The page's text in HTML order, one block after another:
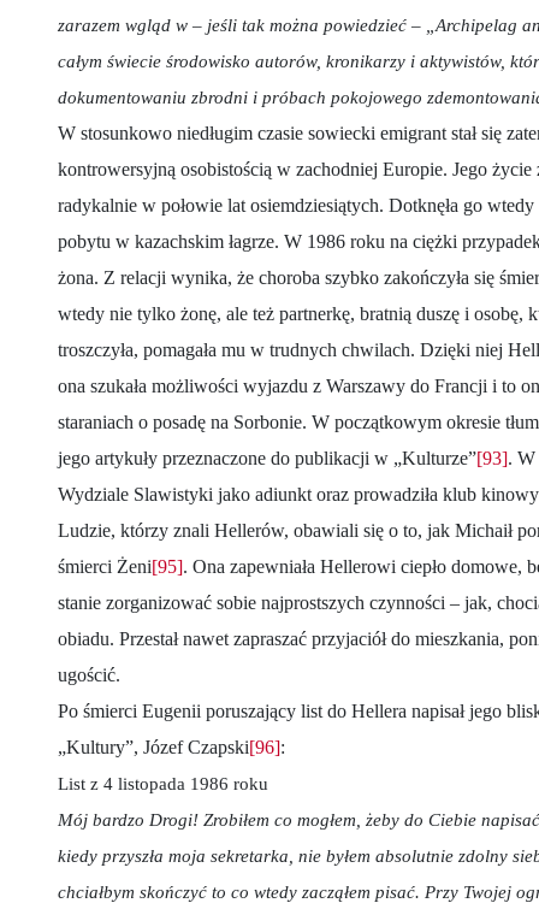
zarazem wgląd w – jeśli tak można powiedzieć – „Archipelag
całym świecie środowisko autorów, kronikarzy i aktywistów,
dokumentowaniu zbrodni i próbach pokojowego
W stosunkowo niedługim czasie sowiecki emigrant stał się
kontrowersyjną osobistością w zachodniej Europie. Jego życie
radykalnie w połowie lat osiemdziesiątych. Dotknęła go
pobytu w kazachskim łagrze. W 1986 roku na ciężki
żona. Z relacji wynika, że choroba szybko zakończyła się
wtedy nie tylko żonę, ale też partnerkę, bratnią duszę i osobę,
troszczyła, pomagała mu w trudnych chwilach. Dzięki niej
ona szukała możliwości wyjazdu z Warszawy do Francji i to
staraniach o posadę na Sorbonie. W początkowym okresie
jego artykuły przeznaczone do publikacji w „Kulturze”[93]. W
Wydziale Slawistyki jako adiunkt oraz prowadziła klub kinowy
Ludzie, którzy znali Hellerów, obawiali się o to, jak Michaił
śmierci Żeni[95]. Ona zapewniała Hellerowi ciepło domowe,
stanie zorganizować sobie najprostszych czynności – jak,
obiadu. Przestał nawet zapraszać przyjaciół do mieszkania,
ugościć.
Po śmierci Eugenii poruszający list do Hellera napisał jego
„Kultury”, Józef Czapski[96]:
List z 4 listopada 1986 roku
Mój bardzo Drogi! Zrobiłem co mogłem, żeby do Ciebie
kiedy przyszła moja sekretarka, nie byłem absolutnie zdolny
chciałbym skończyć to co wtedy zacząłem pisać. Przy Twojej